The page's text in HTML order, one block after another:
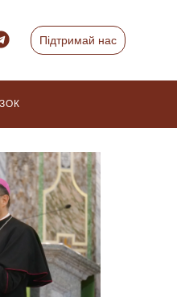
Підтримай нас